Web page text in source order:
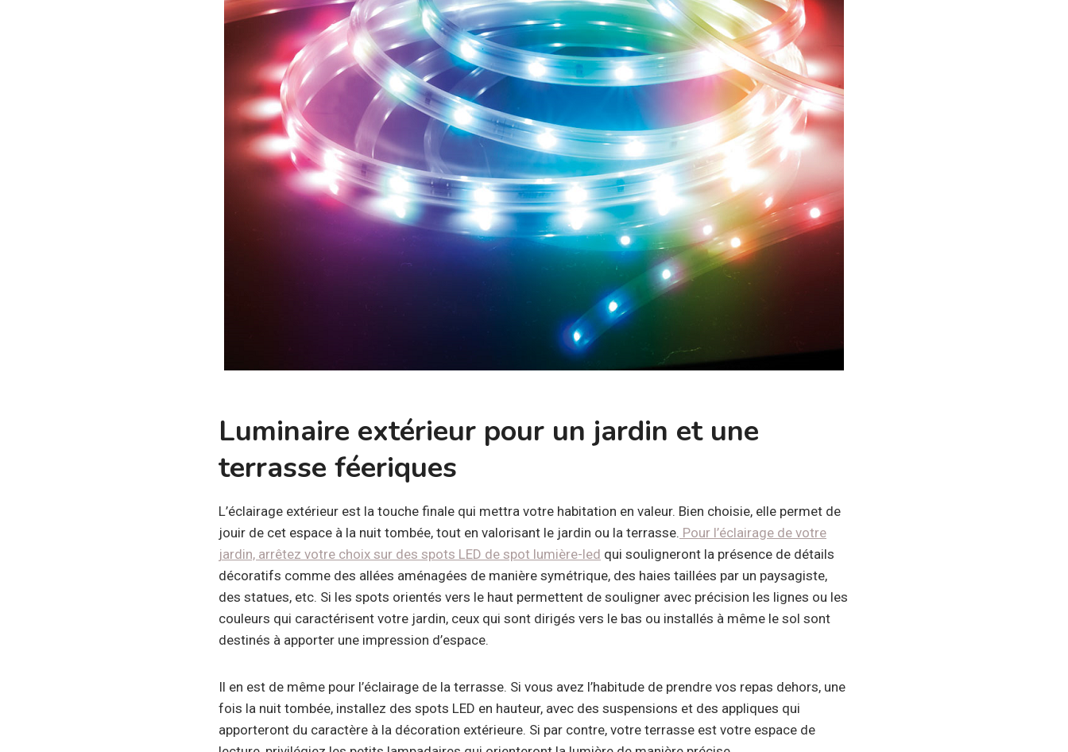
Luminaire extérieur pour un jardin et une
terrasse féeriques
L’éclairage extérieur est la touche finale qui mettra votre habitation en valeur. Bien choisie, elle permet de
jouir de cet espace à la nuit tombée, tout en valorisant le jardin ou la terrasse. Pour l’éclairage de votre
jardin, arrêtez votre choix sur des spots LED de spot lumière-led qui souligneront la présence de détails
décoratifs comme des allées aménagées de manière symétrique, des haies taillées par un paysagiste,
des statues, etc. Si les spots orientés vers le haut permettent de souligner avec précision les lignes ou les
couleurs qui caractérisent votre jardin, ceux qui sont dirigés vers le bas ou installés à même le sol sont
destinés à apporter une impression d’espace.
Il en est de même pour l’éclairage de la terrasse. Si vous avez l’habitude de prendre vos repas dehors, une
fois la nuit tombée, installez des spots LED en hauteur, avec des suspensions et des appliques qui
apporteront du caractère à la décoration extérieure. Si par contre, votre terrasse est votre espace de